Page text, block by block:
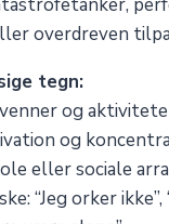
overdreven
tegn:
og
og
eller sociale
“Jeg orker